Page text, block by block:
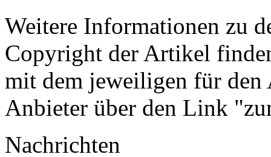
Weitere Informationen zu
Copyright der Artikel
mit dem jeweiligen für
Anbieter über den Link
Nachrichten